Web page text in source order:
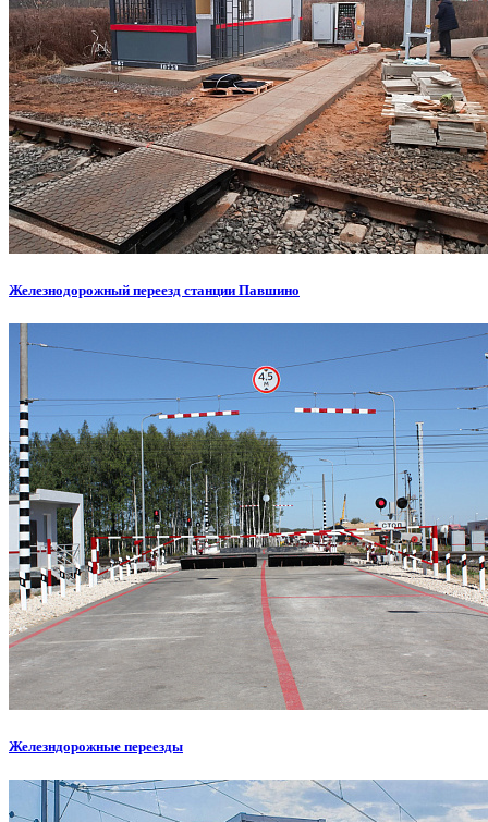
Железнодорожный переезд станции Павшино
Железндорожные переезды